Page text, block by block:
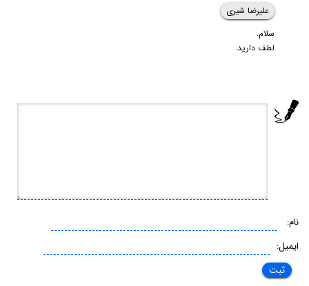
علیرضا شیری
سلام.
لطف دارید.
نام:
ایمیل: